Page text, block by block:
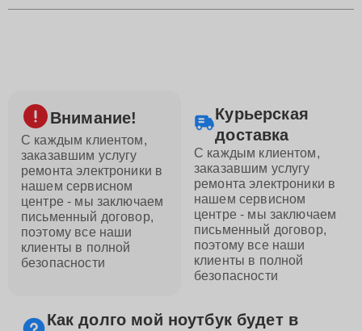
Внимание!
С каждым клиентом,
заказавшим услугу
ремонта электроники в
нашем сервисном
центре - мы заключаем
письменный договор,
поэтому все наши
клиенты в полной
безопасности
Курьерская
доставка
С каждым клиентом,
заказавшим услугу
ремонта электроники в
нашем сервисном
центре - мы заключаем
письменный договор,
поэтому все наши
клиенты в полной
безопасности
Как долго мой ноутбук будет в